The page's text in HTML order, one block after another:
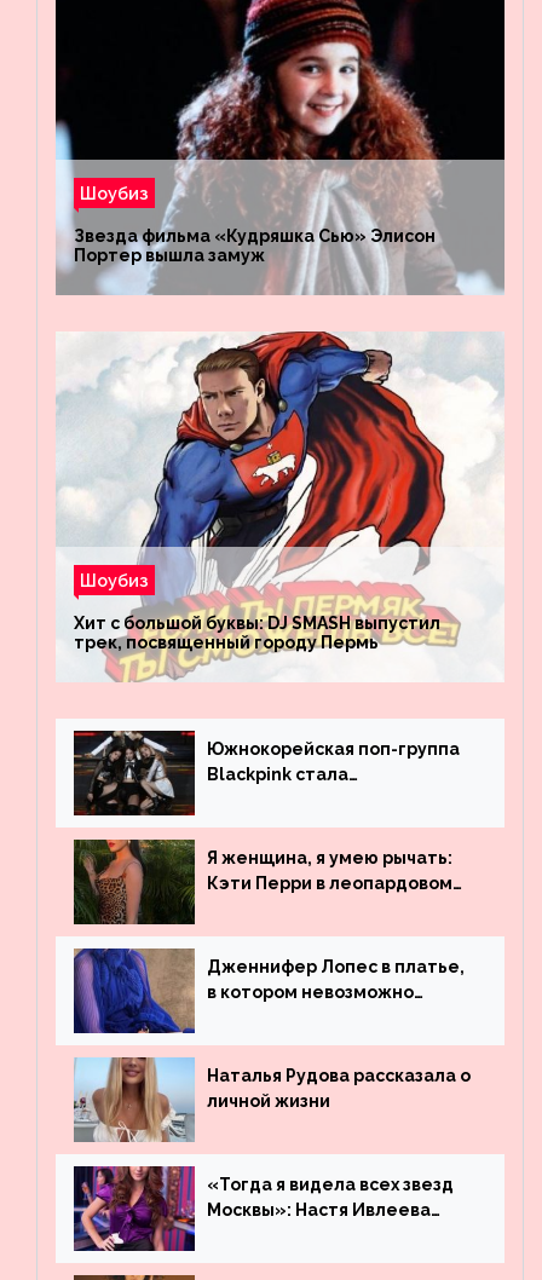
Шоубиз
Звезда фильма «Кудряшка Сью» Элисон
Портер вышла замуж
Шоубиз
Хит с большой буквы: DJ SMASH выпустил
трек, посвященный городу Пермь
Южнокорейская поп-группа
Blackpink стала
просмотрам на YouTube. Они
обогнали даже Джастина
Бибера
Я женщина, я умею рычать:
Кэти Перри в леопардовом
Дженнифер Лопес в платье,
в котором невозможно
Наталья Рудова рассказала о
личной жизни
«Тогда я видела всех звезд
Москвы»: Настя Ивлеева
популярности и выложила